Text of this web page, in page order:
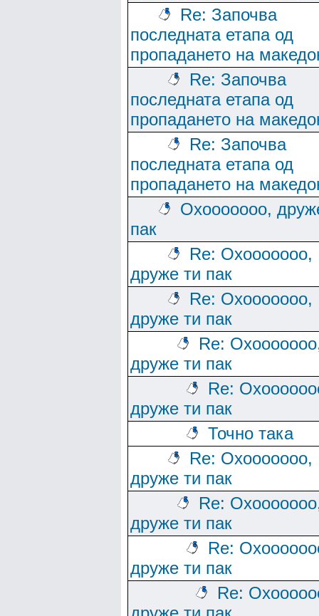
Re: Започва
последната етапа од
пропадането на
Re: Започва
последната етапа од
пропадането на
Re: Започва
последната етапа од
пропадането на
Охооооооо,
пак
Re: Охооооооо,
друже ти пак
Re: Охооооооо,
друже ти пак
Re:
друже ти пак
Re:
друже ти пак
Точно така
Re: Охооооооо,
друже ти пак
Re:
друже ти пак
Re:
друже ти пак
Re: